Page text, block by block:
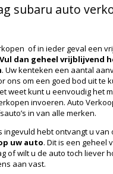
subaru auto
of in ieder geval een
Vul dan geheel vrijblijvend
. Uw kenteken een aantal
ons om een goed bod uit te
weet kunt u eenvoudig het
invoeren. Auto
in van alle merken.
ingevuld hebt ontvangt u van
uw auto. Dit is een geheel
of wilt u de auto toch liever
aan vast.